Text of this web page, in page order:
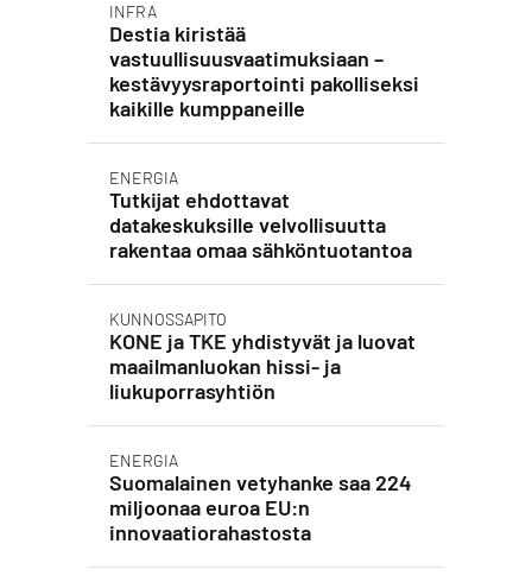
INFRA
Destia kiristää
vastuullisuusvaatimuksiaan –
kestävyysraportointi pakolliseksi
kaikille kumppaneille
ENERGIA
Tutkijat ehdottavat
datakeskuksille velvollisuutta
rakentaa omaa sähköntuotantoa
KUNNOSSAPITO
KONE ja TKE yhdistyvät ja luovat
maailmanluokan hissi- ja
liukuporrasyhtiön
ENERGIA
Suomalainen vetyhanke saa 224
miljoonaa euroa EU:n
innovaatiorahastosta